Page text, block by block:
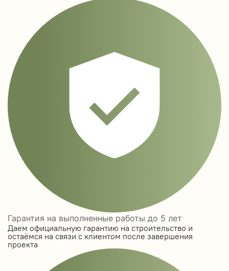
Гарантия на выполненные работы до 5 лет
Даем официальную гарантию на строительство и
остаёмся на связи с клиентом после завершения
проекта